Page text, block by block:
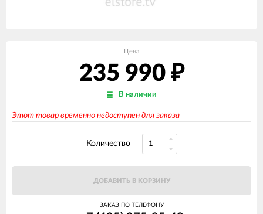
Цена
235 990 ₽
В наличии
Этот товар временно недоступен для заказа
Количество
ДОБАВИТЬ В КОРЗИНУ
ЗАКАЗ ПО ТЕЛЕФОНУ